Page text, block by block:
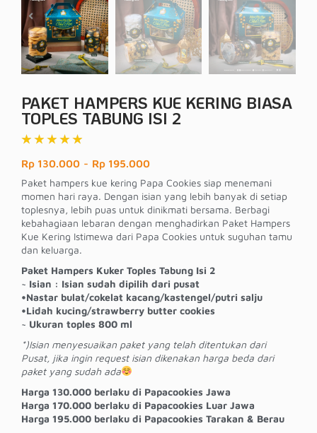
PAKET HAMPERS KUE KERING BIASA
TOPLES TABUNG ISI 2
★ ★ ★ ★ ★
Rp 130.000 - Rp 195.000
Paket hampers kue kering Papa Cookies siap menemani
momen hari raya. Dengan isian yang lebih banyak di setiap
toplesnya, lebih puas untuk dinikmati bersama. Berbagi
kebahagiaan lebaran dengan menghadirkan Paket Hampers
Kue Kering Istimewa dari Papa Cookies untuk suguhan tamu
dan keluarga.
Paket Hampers Kuker Toples Tabung Isi 2
~ Isian : Isian sudah dipilih dari pusat
•Nastar bulat/cokelat kacang/kastengel/putri salju
•Lidah kucing/strawberry butter cookies
~ Ukuran toples 800 ml
*)Isian menyesuaikan paket yang telah ditentukan dari
Pusat, jika ingin request isian dikenakan harga beda dari
paket yang sudah ada
Harga 130.000 berlaku di Papacookies Jawa
Harga 170.000 berlaku di Papacookies Luar Jawa
Harga 195.000 berlaku di Papacookies Tarakan & Berau